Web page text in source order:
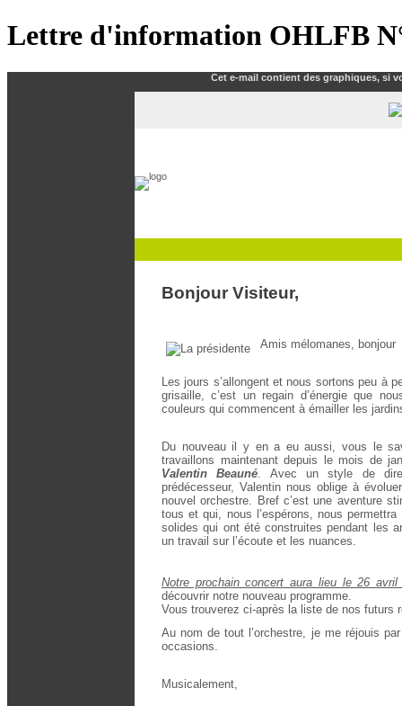
Lettre d'information OHLFB
Cet e-mail contient des graphiques, si
Bonjour Visiteur,
Amis mélomanes, bonjour
Les jours s’allongent et nous sortons peu à
grisaille, c’est un regain d’énergie que
couleurs qui commencent à émailler les
Du nouveau il y en a eu aussi, vous le
travaillons maintenant depuis le mois de
Valentin Beauné . Avec un style de
prédécesseur, Valentin nous oblige à
nouvel orchestre. Bref c’est une aventure
tous et qui, nous l’espérons, nous
solides qui ont été construites pendant les
un travail sur
Notre prochain concert aura lieu le 26
découvrir notre nouveau programme.
Vous trouverez ci-après la liste de nos futurs
Au nom de tout l’orchestre, je me réjouis
occasions.
Musicalement,